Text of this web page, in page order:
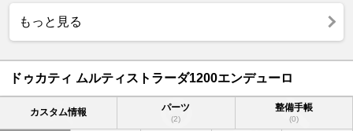
もっと見る
ドゥカティ ムルティストラーダ1200エンデューロ
カスタム情報 パーツ
(2)
整備手帳
(0)